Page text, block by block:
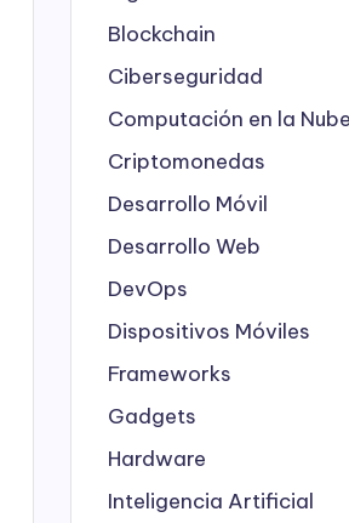
Blockchain
Ciberseguridad
Computación en la Nube
Criptomonedas
Desarrollo Móvil
Desarrollo Web
DevOps
Dispositivos Móviles
Frameworks
Gadgets
Hardware
Inteligencia Artificial